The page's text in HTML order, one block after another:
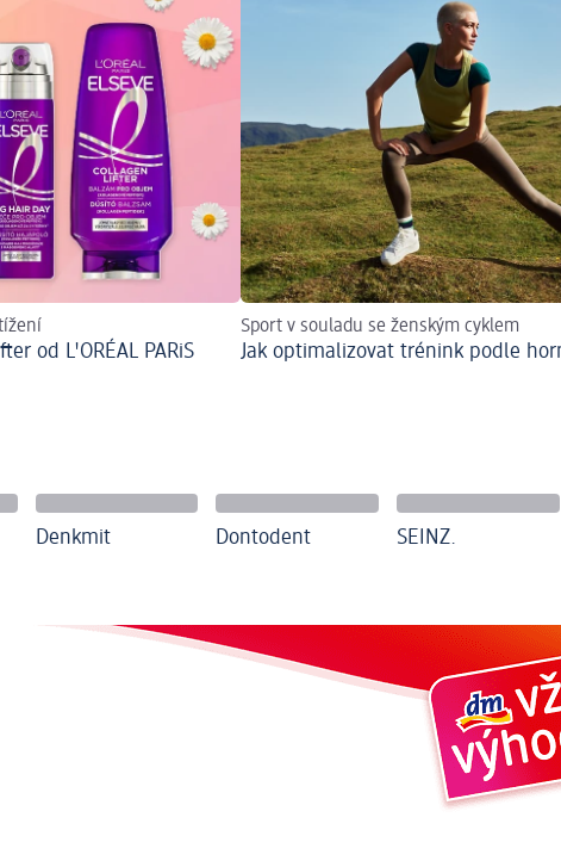
od L'ORÉAL PARiS
Sport v souladu se ženským cyklem
Jak optimalizovat trénink podle
Denkmit Dontodent SEINZ.